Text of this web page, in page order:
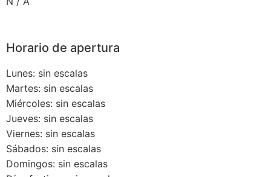
Horario de apertura
Lunes: sin escalas
Martes: sin escalas
Miércoles: sin escalas
Jueves: sin escalas
Viernes: sin escalas
Sábados: sin escalas
Domingos: sin escalas